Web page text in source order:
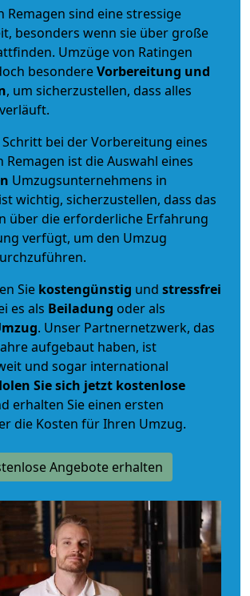
Remagen sind eine stressige
besonders wenn sie über große
Umzüge von Ratingen
besondereVorbereitung und
, um sicherzustellen, dass alles
verläuft.
bei der Vorbereitung eines
Remagen ist die Auswahl eines
Umzugsunternehmens in
wichtig, sicherzustellen, dass das
über die erforderliche Erfahrung
verfügt, um den Umzug
Sie kostengünstig und stressfrei
es als Beiladung oder als
. Unser Partnernetzwerk, das
aufgebaut haben, ist
und sogar international
Sie sich jetzt kostenlose
erhalten Sie einen ersten
die Kosten für Ihren Umzug.
Angebote erhalten